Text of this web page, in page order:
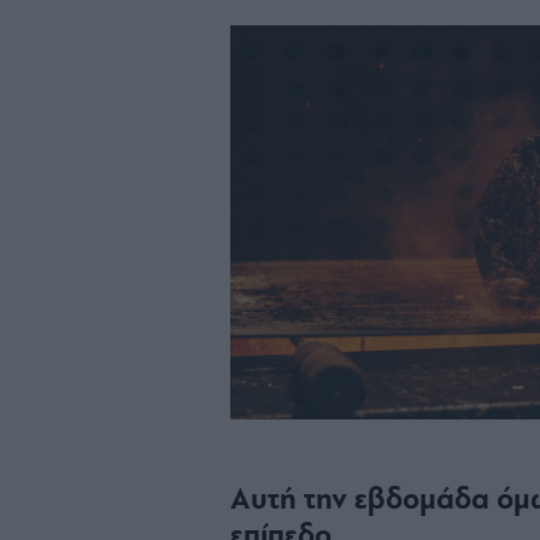
Αυτή την εβδομάδα